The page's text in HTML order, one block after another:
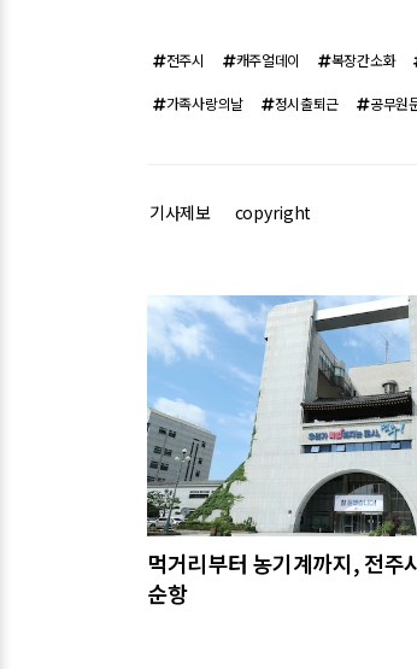
전주시 캐주얼데이 복장간소화
가족사랑의날 정시출퇴근 공무원
기사제보 copyright
관련기사
먹거리부터 농기계까지, 전주
순항